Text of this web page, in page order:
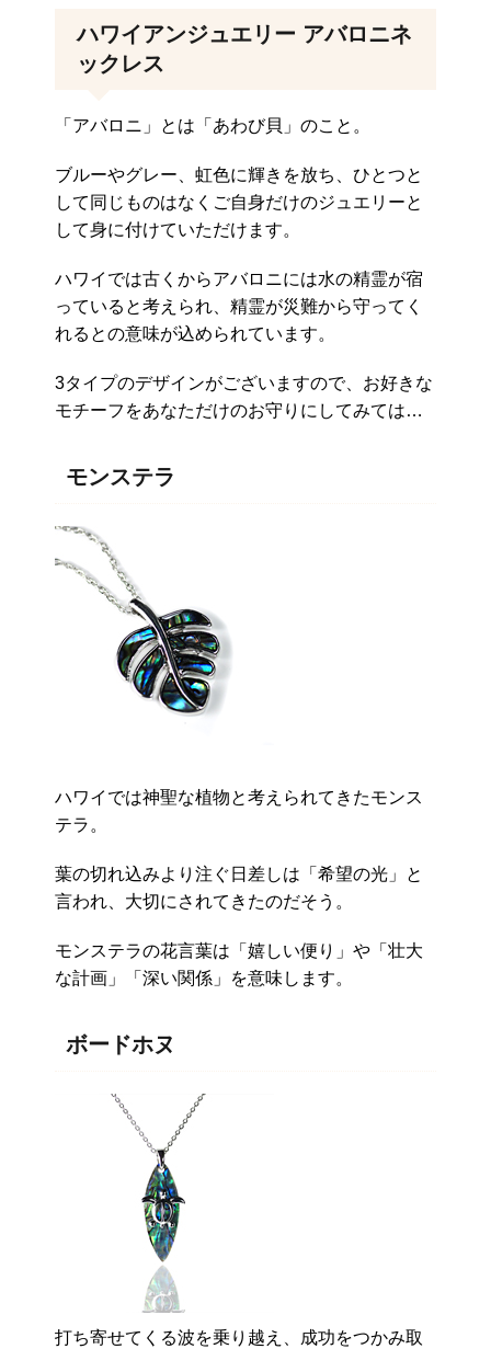
ハワイアンジュエリー アバロニネ
ックレス
「アバロニ」とは「あわび貝」のこと。
ブルーやグレー、虹色に輝きを放ち、ひとつと
して同じものはなくご自身だけのジュエリーと
して身に付けていただけます。
ハワイでは古くからアバロニには水の精霊が宿
っていると考えられ、精霊が災難から守ってく
れるとの意味が込められています。
3タイプのデザインがございますので、お好きな
モチーフをあなただけのお守りにしてみては…
モンステラ
ハワイでは神聖な植物と考えられてきたモンス
テラ。
葉の切れ込みより注ぐ日差しは「希望の光」と
言われ、大切にされてきたのだそう。
モンステラの花言葉は「嬉しい便り」や「壮大
な計画」「深い関係」を意味します。
ボードホヌ
打ち寄せてくる波を乗り越え、成功をつかみ取